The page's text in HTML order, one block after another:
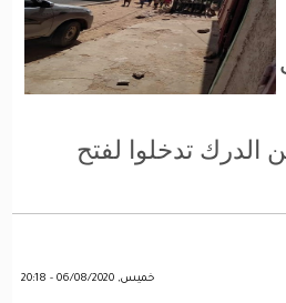
الدرك تدخلوا لفتح
خميس, 06/08/2020 - 20:18